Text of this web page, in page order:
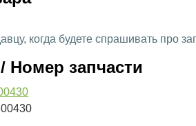
когда будете спрашивать про
Номер запчасти